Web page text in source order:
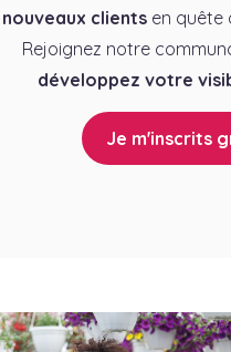
nouveaux clientsen quête
Rejoignez notre
développez votre
Je m'inscrits